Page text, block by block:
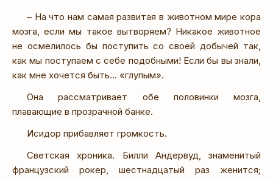
– На что нам самая развитая в животном мире кора
мозга, если мы такое вытворяем? Никакое животное
не осмелилось бы поступить со своей добычей так,
как мы поступаем с себе подобными! Если бы вы знали,
как мне хочется быть… «глупым».
Она рассматривает обе половинки мозга,
плавающие в прозрачной банке.
Исидор прибавляет громкость.
Светская хроника. Билли Андервуд, знаменитый
французский рокер, шестнадцатый раз женится;